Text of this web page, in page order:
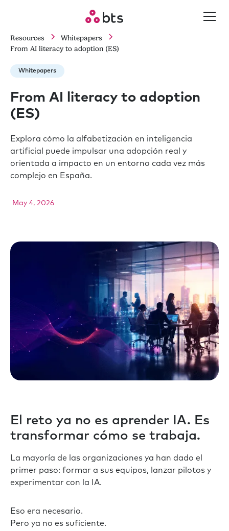
Resources
Whitepapers
From AI literacy to adoption (ES)
Whitepapers
From AI literacy to adoption
(ES)
Explora cómo la alfabetización en inteligencia
artificial puede impulsar una adopción real y
orientada a impacto en un entorno cada vez más
complejo en España.
May 4, 2026
El reto ya no es aprender IA. Es
transformar cómo se trabaja.
La mayoría de las organizaciones ya han dado el
primer paso: formar a sus equipos, lanzar pilotos y
experimentar con la IA.
Eso era necesario.
Pero ya no es suficiente.